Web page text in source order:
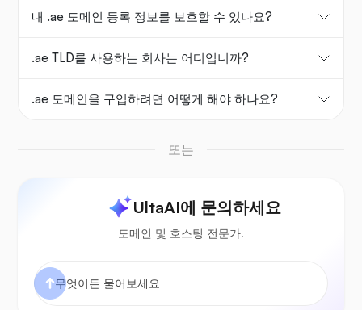
내 .ae 도메인 등록 정보를 보호할 수 있나요?
.ae TLD를 사용하는 회사는 어디입니까?
.ae 도메인을 구입하려면 어떻게 해야 하나요?
또는
UltaAI에 문의하세요
도메인 및 호스팅 전문가.